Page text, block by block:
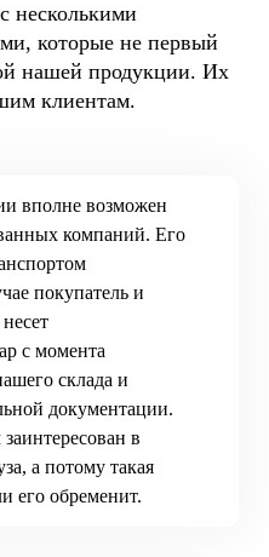
с несколькими
которые не первый
нашей продукции. Их
клиентам.
вполне возможен
компаний. Его
покупатель и
с момента
склада и
документации.
в
а потому такая
его обременит.